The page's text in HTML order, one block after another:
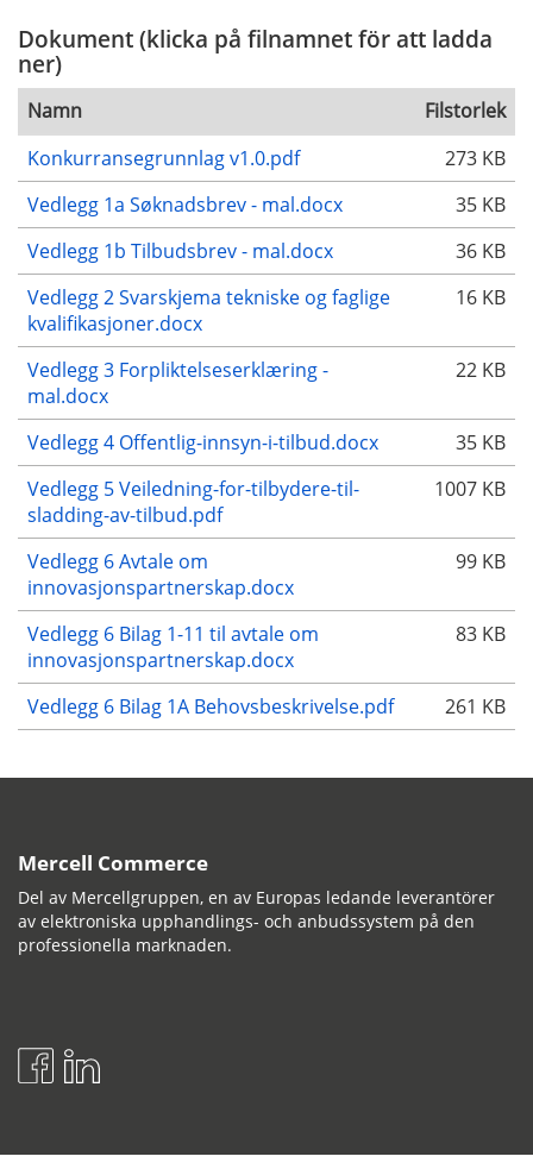
Dokument (klicka på filnamnet för att ladda
ner)
Namn
Filstorlek
Konkurransegrunnlag v1.0.pdf
273 KB
Vedlegg 1a Søknadsbrev - mal.docx
35 KB
Vedlegg 1b Tilbudsbrev - mal.docx
36 KB
Vedlegg 2 Svarskjema tekniske og faglige
kvalifikasjoner.docx
16 KB
Vedlegg 3 Forpliktelseserklæring -
mal.docx
22 KB
Vedlegg 4 Offentlig-innsyn-i-tilbud.docx
35 KB
Vedlegg 5 Veiledning-for-tilbydere-til-
sladding-av-tilbud.pdf
1007 KB
Vedlegg 6 Avtale om
innovasjonspartnerskap.docx
99 KB
Vedlegg 6 Bilag 1-11 til avtale om
innovasjonspartnerskap.docx
83 KB
Vedlegg 6 Bilag 1A Behovsbeskrivelse.pdf 261 KB
Mercell Commerce
Del av Mercellgruppen, en av Europas ledande leverantörer
av elektroniska upphandlings- och anbudssystem på den
professionella marknaden.